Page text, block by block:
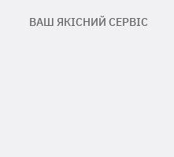
ПІБ, номер телефону
доставки зазначений в накладній
ВАШ ЯКІСНИЙ СЕРВІС